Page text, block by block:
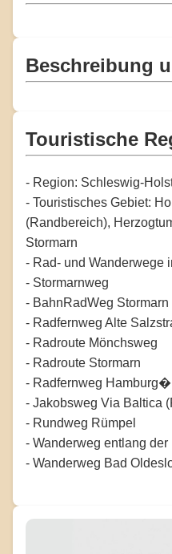
Beschreibung
Touristische
- Region: Schleswig-
- Touristisches Gebiet:
(Randbereich),
Stormarn
- Rad- und Wanderwege
- Stormarnweg
- BahnRadWeg Stormarn
- Radfernweg Alte
- Radroute Mönchsweg
- Radroute Stormarn
- Radfernweg
- Jakobsweg Via Baltica
- Rundweg Rümpel
- Wanderweg entlang der
- Wanderweg Bad